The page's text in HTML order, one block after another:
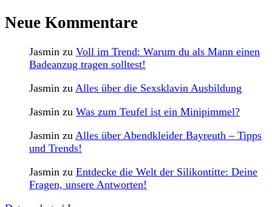
Neue Kommentare
Jasmin zu Voll im Trend: Warum du als Mann einen
Badeanzug tragen solltest!
Jasmin zu Alles über die Sexsklavin Ausbildung
Jasmin zu Was zum Teufel ist ein Minipimmel?
Jasmin zu Alles über Abendkleider Bayreuth – Tipps
und Trends!
Jasmin zu Entdecke die Welt der Silikontitte: Deine
Fragen, unsere Antworten!